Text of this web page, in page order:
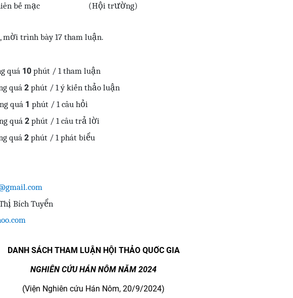
bế mạc (Hội trường)
mời trình bày 17 tham luận.
quá 10 phút / 1 tham luận
quá 2 phút / 1 ý kiến thảo luận
quá 1 phút / 1 câu hỏi
quá 2 phút / 1 câu trả lời
quá 2 phút / 1 phát biểu
Bích Tuyển
DANH SÁCH THAM LUẬN HỘI THẢO QUỐC GIA
NGHIÊN CỨU HÁN NÔM NĂM 2024
(Viện Nghiên cứu Hán Nôm, 20/9/2024)